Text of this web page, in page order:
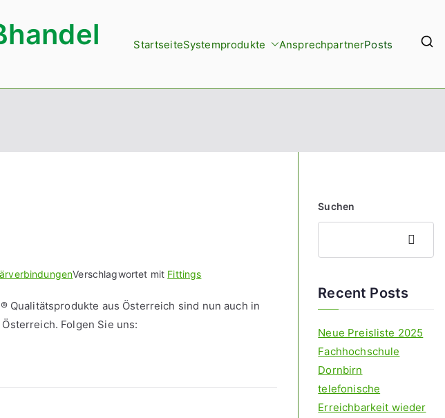
StartseiteSystemprodukte AnsprechpartnerPosts
Verschlagwortet mit Fittings
Qualitätsprodukte aus Österreich sind nun auch in
Folgen Sie uns:
Suchen
Suchen
Recent Posts
Neue Preisliste 2025
Fachhochschule
Dornbirn
telefonische
Erreichbarkeit wieder